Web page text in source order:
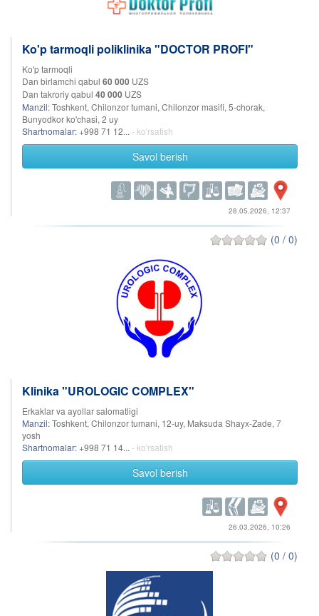
Ko'p tarmoqli poliklinika "DOCTOR PROFI"
Ko'p tarmoqli
Dan birlamchi qabul 60 000 UZS
Dan takroriy qabul 40 000 UZS
Manzil:Toshkent, Chilonzor tumani, Chilonzor masifi, 5-chorak,
Bunyodkor ko'chasi, 2 uy
Shartnomalar: +998 71 12... - ko'rsatish
Savol berish
28.05.2026, 12:37
(0 / 0)
Klinika "UROLOGIC COMPLEX"
Erkaklar va ayollar salomatligi
Manzil:Toshkent, Chilonzor tumani, 12-uy, Maksuda Shayx-Zade, 7
yosh
Shartnomalar: +998 71 14... - ko'rsatish
Savol berish
26.03.2026, 10:26
(0 / 0)